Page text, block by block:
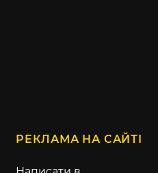
РЕКЛАМА НА САЙТІ